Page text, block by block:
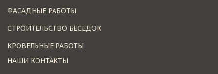
ФАСАДНЫЕ РАБОТЫ
СТРОИТЕЛЬСТВО БЕСЕДОК
КРОВЕЛЬНЫЕ РАБОТЫ
НАШИ КОНТАКТЫ